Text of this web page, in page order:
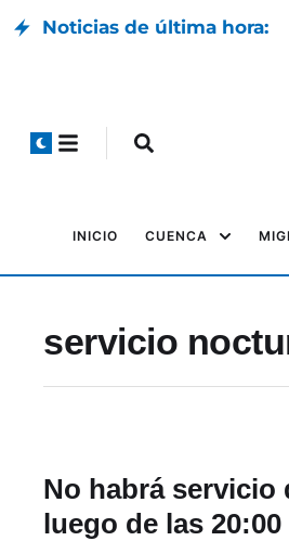
Noticias de última hora:
INICIO CUENCA
servicio
No habrá servicio
luego de las